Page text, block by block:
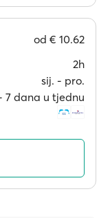
od € 10.62
2h
sij. ‐ pro.
7 dana u tjednu